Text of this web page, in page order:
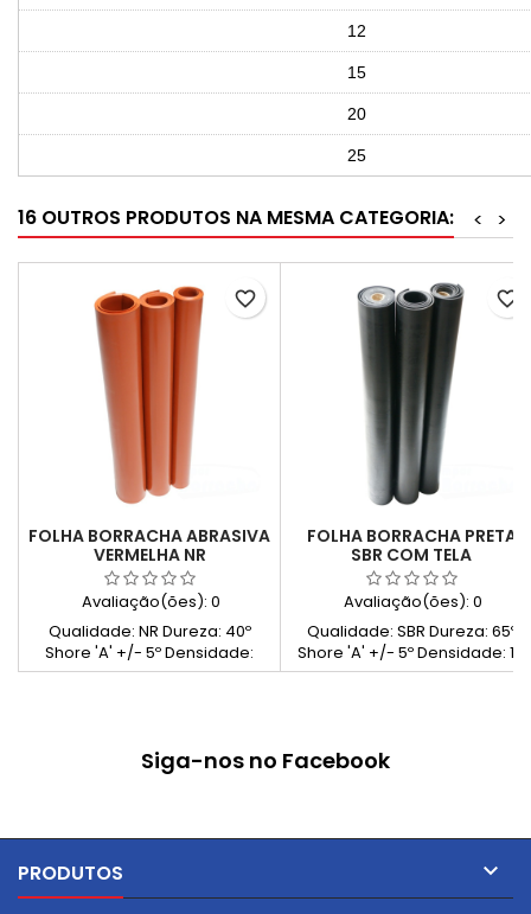
12
15
20
25
16 OUTROS PRODUTOS NA MESMA CATEGORIA: >
<
FOLHA BORRACHA ABRASIVA
VERMELHA NR
Avaliação(ões): 0
Qualidade: NR Dureza: 40º
Shore 'A' +/- 5º Densidade:
0.97 g/cm³
favorite_border
FOLHA BORRACHA PRETA
SBR COM TELA
Avaliação(ões): 0
Qualidade: SBR Dureza: 65º
Shore 'A' +/- 5º Densidade: 1.7
g/cm³
favorite_border
Siga-nos no Facebook
PRODUTOS 